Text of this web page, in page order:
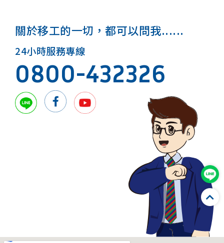
關於移工的一切，都可以問我......
24小時服務專線
0800-432326